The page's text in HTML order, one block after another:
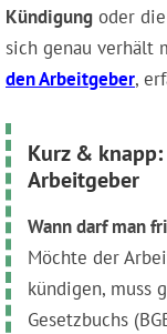
Kündigung oder die
sich genau verhält
den Arbeitgeber,
Kurz &
Arbeitgeber
Wann darf man
Möchte der
kündigen, muss
Gesetzbuchs